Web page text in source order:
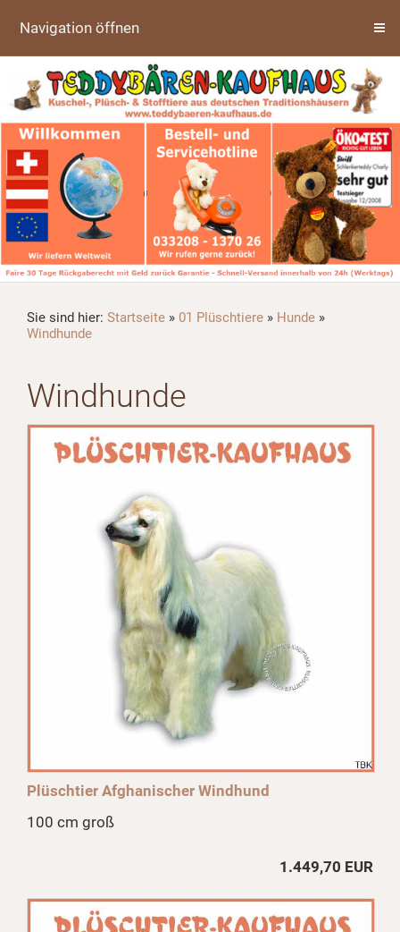
Navigation öffnen
Sie sind hier: Startseite » 01 Plüschtiere » Hunde »
Windhunde
Windhunde
Plüschtier Afghanischer Windhund
100 cm groß
1.449,70 EUR